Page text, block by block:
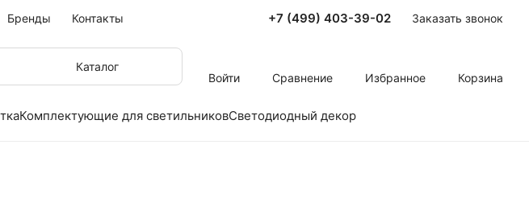
Бренды Контакты +7 (499) 403-39-02 Заказать звонок
Каталог
Войти
Сравнение Избранное Корзина
Комплектующие для светильниковСветодиодный декор